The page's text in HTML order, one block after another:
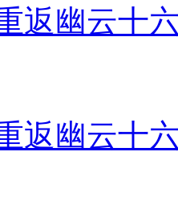
返幽云十
返幽云十